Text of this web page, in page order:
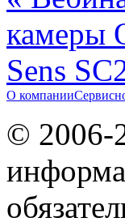
камеры
Sens
О компании
© 2006-